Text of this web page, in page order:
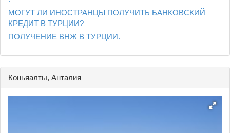
МОГУТ ЛИ ИНОСТРАНЦЫ ПОЛУЧИТЬ БАНКОВСКИЙ
КРЕДИТ В ТУРЦИИ?
ПОЛУЧЕНИЕ ВНЖ В ТУРЦИИ.
Коньяалты, Анталия